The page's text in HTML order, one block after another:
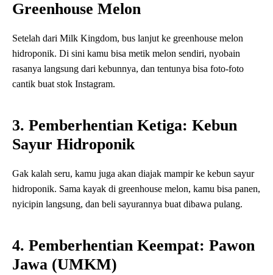
Greenhouse Melon
Setelah dari Milk Kingdom, bus lanjut ke greenhouse melon
hidroponik. Di sini kamu bisa metik melon sendiri, nyobain
rasanya langsung dari kebunnya, dan tentunya bisa foto-foto
cantik buat stok Instagram.
3. Pemberhentian Ketiga: Kebun
Sayur Hidroponik
Gak kalah seru, kamu juga akan diajak mampir ke kebun sayur
hidroponik. Sama kayak di greenhouse melon, kamu bisa panen,
nyicipin langsung, dan beli sayurannya buat dibawa pulang.
4. Pemberhentian Keempat: Pawon
Jawa (UMKM)